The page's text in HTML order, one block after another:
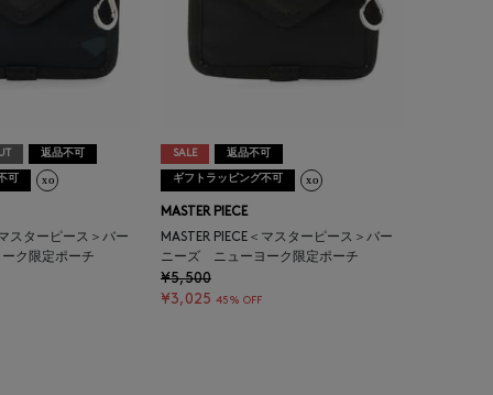
返品不可
可
スターピース＞バー
ク限定ポーチ
SALE 返品不可
ギフトラッピング不可
MASTER PIECE
MASTER PIECE＜マスターピース＞バー
ニーズ ニューヨーク限定ポーチ
¥5,500
¥3,025 45% OFF